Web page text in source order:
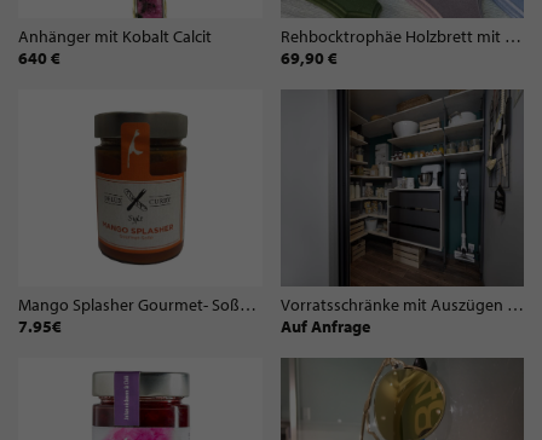
Anhänger mit Kobalt Calcit
640 €
Rehbocktrophäe Holzbrett mit Beflockung Grün
69,90 €
Mango Splasher Gourmet- Soße (300ml)
7.95€
Vorratsschränke mit Auszügen & Speisekammern von Schmidt Küchen Koblenz
Auf Anfrage